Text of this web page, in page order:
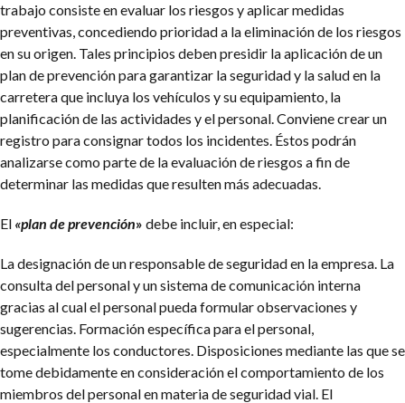
trabajo consiste en evaluar los riesgos y aplicar medidas
preventivas, concediendo prioridad a la eliminación de los riesgos
en su origen. Tales principios deben presidir la aplicación de un
plan de prevención para garantizar la seguridad y la salud en la
carretera que incluya los vehículos y su equipamiento, la
planificación de las actividades y el personal. Conviene crear un
registro para consignar todos los incidentes. Éstos podrán
analizarse como parte de la evaluación de riesgos a fin de
determinar las medidas que resulten más adecuadas.
El «plan de prevención» debe incluir, en especial:
La designación de un responsable de seguridad en la empresa. La
consulta del personal y un sistema de comunicación interna
gracias al cual el personal pueda formular observaciones y
sugerencias. Formación específica para el personal,
especialmente los conductores. Disposiciones mediante las que se
tome debidamente en consideración el comportamiento de los
miembros del personal en materia de seguridad vial. El